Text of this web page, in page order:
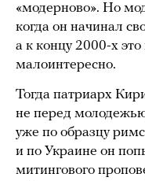
«модерново». Но
когда он начинал
а к концу 2000-х
малоинтересно.
Тогда патриарх
не перед
уже по образцу
и по Украине он
митингового